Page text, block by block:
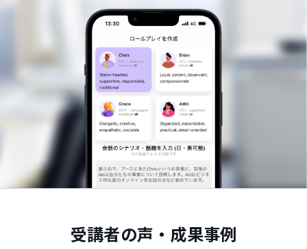
受講者の声・成果事例